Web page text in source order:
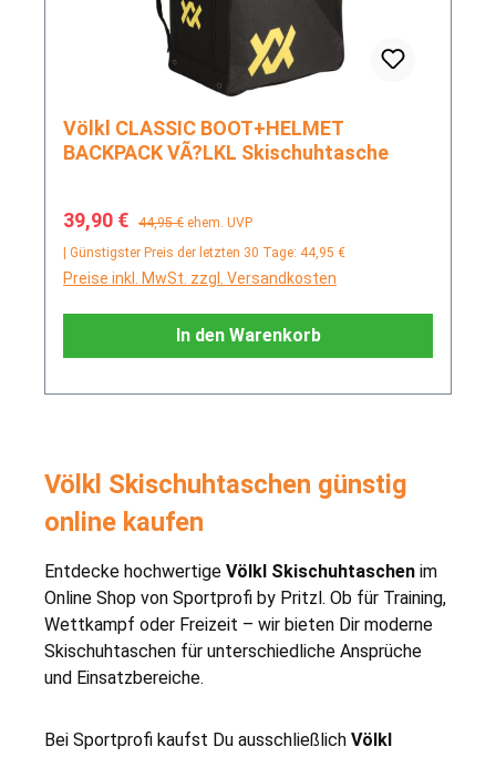
Völkl CLASSIC BOOT+HELMET
BACKPACK VÃ?LKL Skischuhtasche
Verkaufspreis:
39,90 € Regulärer Preis:
44,95 € ehem. UVP
| Günstigster Preis der letzten 30 Tage: 44,95 €
Preise inkl. MwSt. zzgl. Versandkosten
In den Warenkorb
Völkl Skischuhtaschen günstig
online kaufen
Entdecke hochwertige Völkl Skischuhtaschen im
Online Shop von Sportprofi by Pritzl. Ob für Training,
Wettkampf oder Freizeit – wir bieten Dir moderne
Skischuhtaschen für unterschiedliche Ansprüche
und Einsatzbereiche.
Bei Sportprofi kaufst Du ausschließlich Völkl